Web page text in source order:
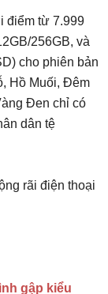
điểm từ 7.999
256GB, và
cho phiên bản
Hồ Muối, Đêm
Đen chỉ có
dân tệ
rãi điện thoại
gập kiểu